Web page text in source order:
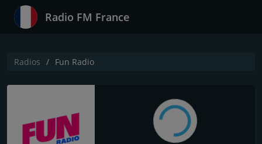
Radio FM France
Radios Fun Radio